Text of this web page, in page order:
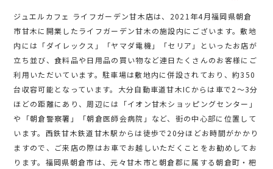
ジュエルカフェ ライフガーデン甘木店は、2021年4月福岡県朝倉
市甘木に開業したライフガーデン甘木の施設内にございます。敷地
内には「ダイレックス」「ヤマダ電機」「セリア」といったお店が
立ち並び、食料品や日用品の買い物など連日たくさんのお客様にご
利用いただいています。駐車場は敷地内に併設されており、約350
台収容可能となっています。大分自動車道甘木ICからは車で2～3分
ほどの距離にあり、周辺には「イオン甘木ショッピングセンター」
や「朝倉警察署」「朝倉医師会病院」など、街の中心部に位置して
います。西鉄甘木鉄道甘木駅からは徒歩で20分ほどお時間がかかり
ますので、ご来店の際はお車でお越しいただくことをお勧めしてお
ります。福岡県朝倉市は、元々甘木市と朝倉郡に属する朝倉町・杷